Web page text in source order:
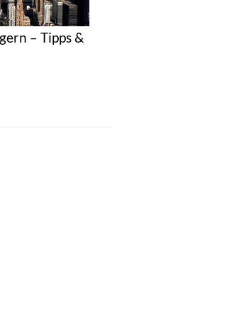
– Tipps &